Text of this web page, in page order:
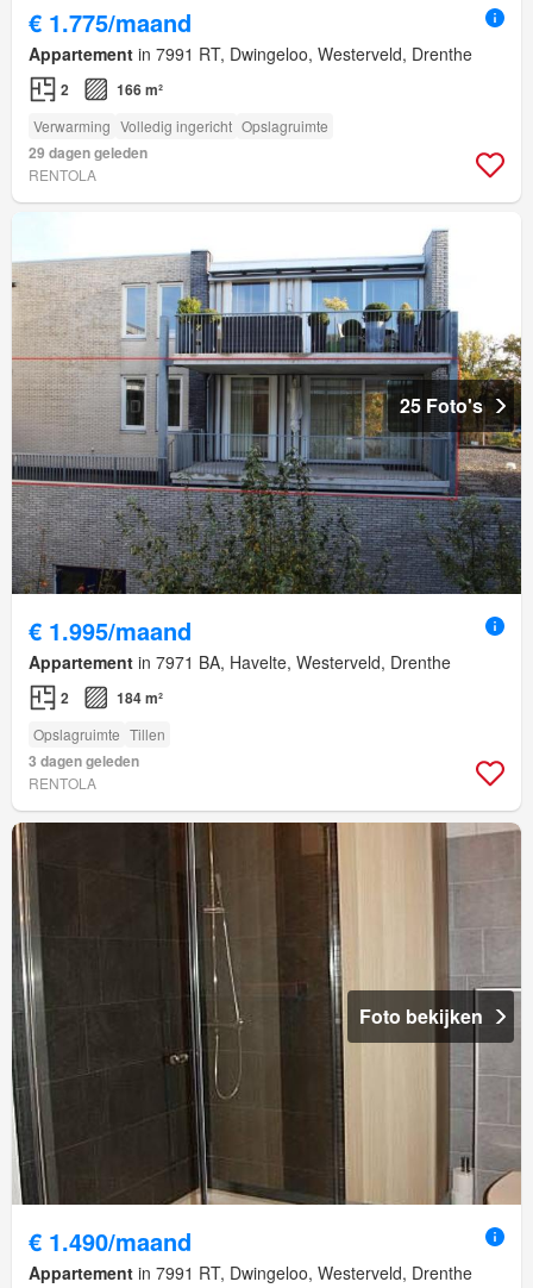
€ 1.775/maand
Appartement in 7991 RT, Dwingeloo, Westerveld, Drenthe
2 166 m²
Verwarming Volledig ingericht Opslagruimte
29 dagen geleden
RENTOLA
25 Foto's
€ 1.995/maand
Appartement in 7971 BA, Havelte, Westerveld, Drenthe
2 184 m²
Opslagruimte Tillen
3 dagen geleden
RENTOLA
Foto bekijken
€ 1.490/maand
Appartement in 7991 RT, Dwingeloo, Westerveld, Drenthe